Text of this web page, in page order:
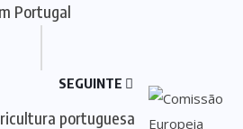
Portugal
SEGUINTE
portuguesa